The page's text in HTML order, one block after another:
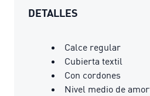
DETALLES
Calce regular
Cubierta textil
Con cordones
Nivel medio de